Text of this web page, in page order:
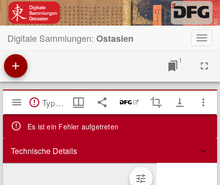
Digitale Sammlungen: Ostasien
1
Mirador
Viewer TypeError: Failed to fetch
Es ist ein Fehler aufgetreten
Technische Details